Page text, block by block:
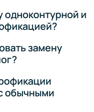
и
замену
обычными